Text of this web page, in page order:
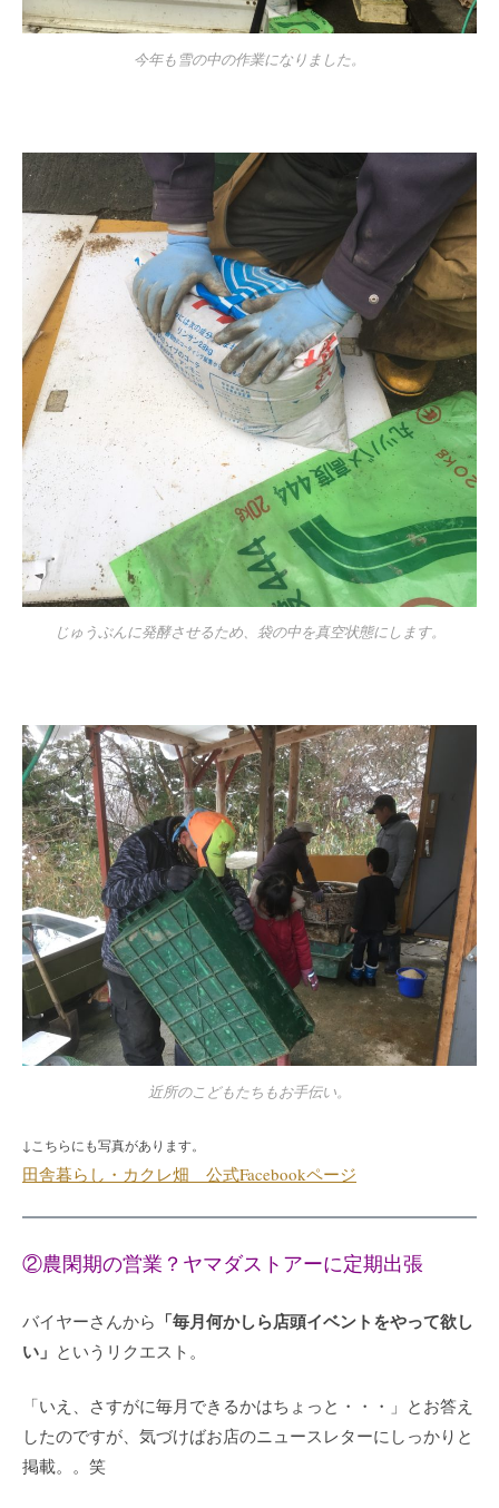
今年も雪の中の作業になりました。
じゅうぶんに発酵させるため、袋の中を真空状態にします。
近所のこどもたちもお手伝い。
↓こちらにも写真があります。
田舎暮らし・カクレ畑 公式Facebookページ
②農閑期の営業？ヤマダストアーに定期出張
バイヤーさんから 「毎月何かしら店頭イベントをやって欲し
い」 というリクエスト。
「いえ、さすがに毎月できるかはちょっと・・・」とお答え
したのですが、気づけばお店のニュースレターにしっかりと
掲載。。笑